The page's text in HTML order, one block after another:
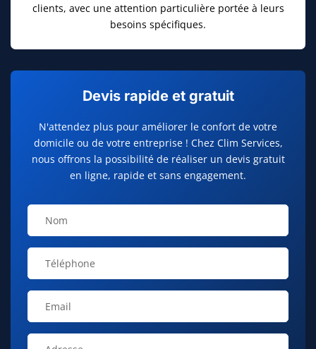
clients, avec une attention particulière portée à leurs
besoins spécifiques.
Devis rapide et gratuit
N'attendez plus pour améliorer le confort de votre
domicile ou de votre entreprise ! Chez Clim Services,
nous offrons la possibilité de réaliser un devis gratuit
en ligne, rapide et sans engagement.